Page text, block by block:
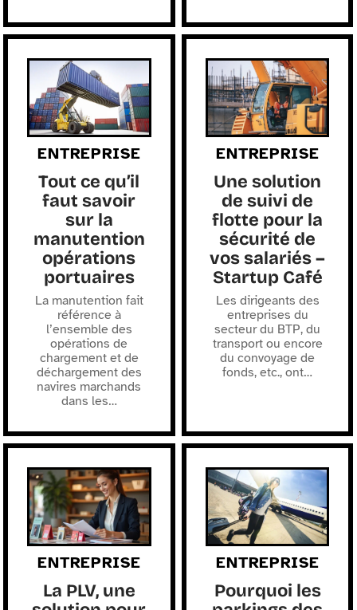
ENTREPRISE
Tout ce qu’il
faut savoir
sur la
manutention
opérations
portuaires
La manutention fait
référence à
l’ensemble des
opérations de
chargement et de
déchargement des
navires marchands
dans les…
ENTREPRISE
Une solution
de suivi de
flotte pour la
sécurité de
vos salariés –
Startup Café
Les dirigeants des
entreprises du
secteur du BTP, du
transport ou encore
du convoyage de
fonds, etc., ont…
ENTREPRISE
La PLV, une
ENTREPRISE
Pourquoi les